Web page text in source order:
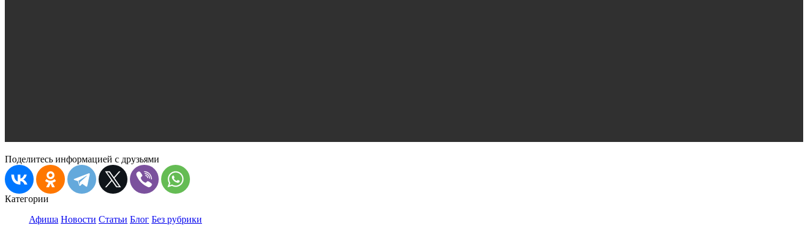
Поделитесь информацией с друзьями
Категории
Афиша Новости Статьи Блог Без рубрики